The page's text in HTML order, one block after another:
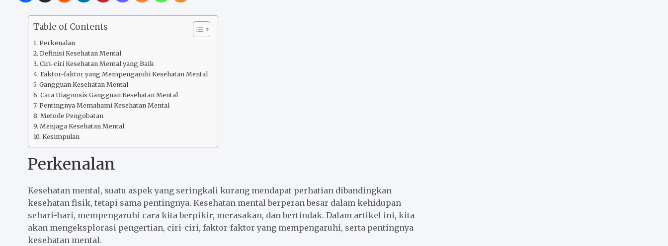
Table of Contents
Perkenalan
Definisi Kesehatan Mental
Ciri-ciri Kesehatan Mental yang Baik
Faktor-faktor yang Mempengaruhi Kesehatan Mental
Gangguan Kesehatan Mental
Cara Diagnosis Gangguan Kesehatan Mental
Pentingnya Memahami Kesehatan Mental
Metode Pengobatan
Menjaga Kesehatan Mental
Kesimpulan
Perkenalan
Kesehatan mental, suatu aspek yang seringkali kurang mendapat perhatian dibandingkan
kesehatan fisik, tetapi sama pentingnya. Kesehatan mental berperan besar dalam kehidupan
sehari-hari, mempengaruhi cara kita berpikir, merasakan, dan bertindak. Dalam artikel ini, kita
akan mengeksplorasi pengertian, ciri-ciri, faktor-faktor yang mempengaruhi, serta pentingnya
kesehatan mental.